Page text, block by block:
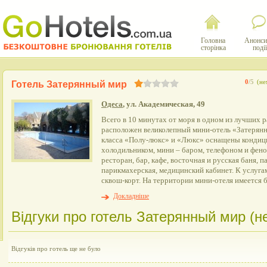
Головна
сторінка
події
0/5
Готель Затерянный мир
Одеса, ул. Академическая, 49
Всего в 10 минутах от моря в одном из лучших
расположен великолепный мини-отель
класса «Полу-люкс» и «Люкс» оснащены
холодильником, мини – баром, телефоном и
ресторан, бар, кафе, восточная и русская баня,
парикмахерская, медицинский кабинет. К
сквош-корт. На территории мини-отеля имеется
Докладніше
Відгуки про готель Затерянный мир
Відгуків про готель ще не було